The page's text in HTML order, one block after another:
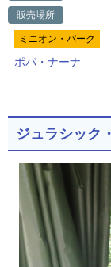
販売場所
ミニオン・パーク
ポパ・ナーナ
ジュラシック